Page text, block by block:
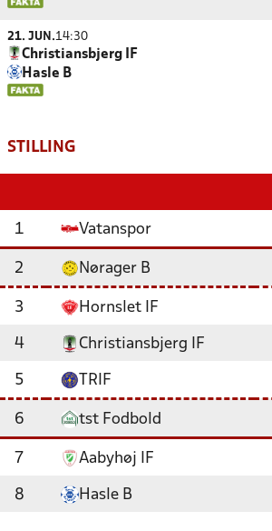
21. JUN.14:30
Christiansbjerg IF
Hasle B
STILLING
1 Vatanspor
2 Nørager B
3 Hornslet IF
4 Christiansbjerg IF
5 TRIF
6 tst Fodbold
7 Aabyhøj IF
8 Hasle B